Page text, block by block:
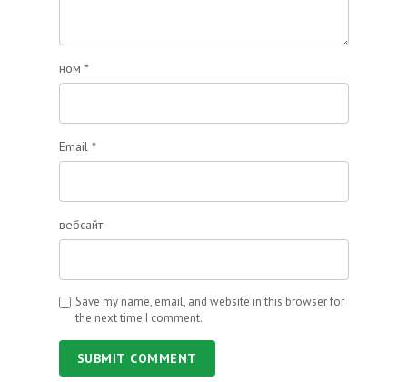
ном *
Email *
вебсайт
Save my name, email, and website in this browser for
the next time I comment.
SUBMIT COMMENT